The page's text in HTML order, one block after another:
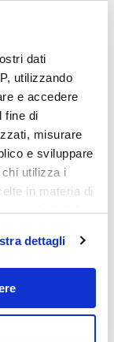
dati
utilizzando
e accedere
fine di
misurare
e sviluppare
utilizza i
in materia di
digitale
in qualsiasi
facendo clic
dettagli